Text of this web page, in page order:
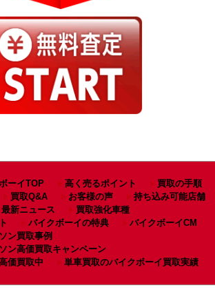
ーイTOP 高く売るポイント
買取の手順
買取Q&A お客様の声
持ち込み可能店舗
最新ニュース
買取強化車種
バイクボーイの特典
バイクボーイCM
ン買取事例
ン高価買取キャンペーン
価買取中
単車買取のバイクボーイ買取実績